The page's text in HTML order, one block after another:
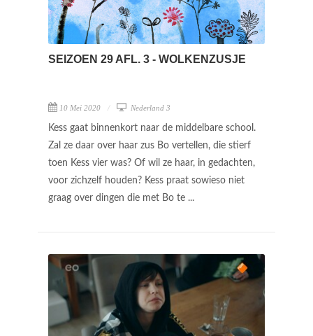
SEIZOEN 29 AFL. 3 - WOLKENZUSJE
10 Mei 2020 Nederland 3
Kess gaat binnenkort naar de middelbare school.
Zal ze daar over haar zus Bo vertellen, die stierf
toen Kess vier was? Of wil ze haar, in gedachten,
voor zichzelf houden? Kess praat sowieso niet
graag over dingen die met Bo te ...